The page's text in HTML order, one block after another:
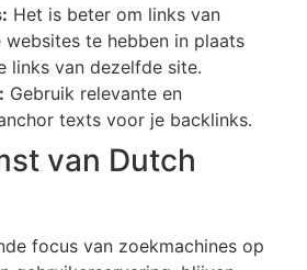
Het is beter om links van
websites te hebben in plaats
links van dezelfde site.
Gebruik relevante en
texts voor je backlinks.
van Dutch
focus van zoekmachines op